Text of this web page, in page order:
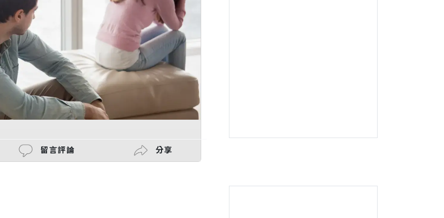
留言評論 分享